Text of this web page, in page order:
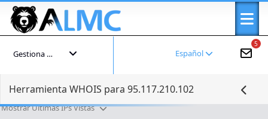
5
Español
Gestiona tu cuenta
Herramienta WHOIS para 95.117.210.102
Mostrar Últimas IPs Vistas